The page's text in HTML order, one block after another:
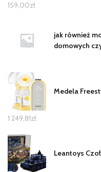
159,00zł
jak również
domowych
Medela
1 249,81zł
Leantoys